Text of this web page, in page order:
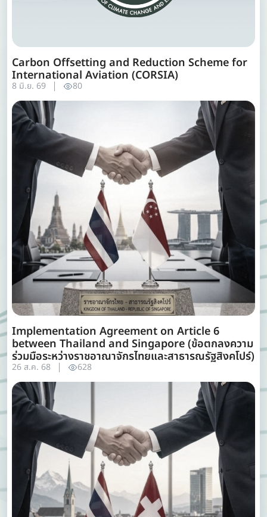
Carbon Offsetting and Reduction Scheme for
International Aviation (CORSIA)
8 มิ.ย. 69 80
Implementation Agreement on Article 6
between Thailand and Singapore (ข้อตกลงความ
ร่วมมือระหว่างราชอาณาจักรไทยและสาธารณรัฐสิงคโปร์)
26 ส.ค. 68 628